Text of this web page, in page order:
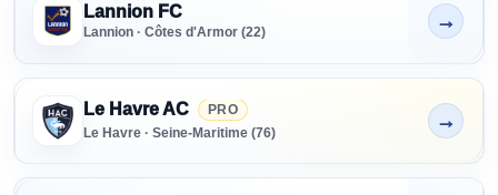
Lannion FC
Lannion · Côtes d'Armor (22)
Non indiqué
→
Le Havre AC
PRO
Le Havre · Seine-Maritime (76)
Non indiqué
→